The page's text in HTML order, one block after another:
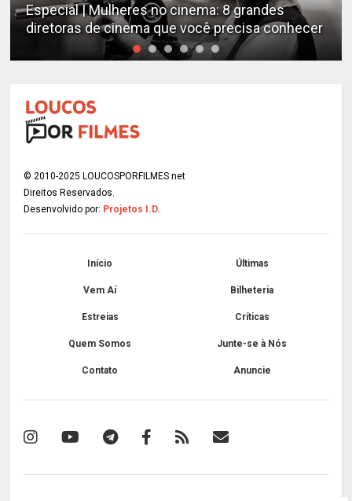
Estudo determina os filmes de cães mais
emocionantes de todos os tempos
© 2010-2025 LOUCOSPORFILMES.net
Direitos Reservados.
Desenvolvido por: Projetos I.D.
Início Últimas
Vem Aí Bilheteria
Estreias Críticas
Quem Somos Junte-se à Nós
Contato Anuncie